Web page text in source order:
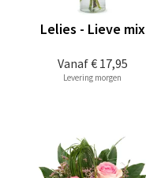
Vanaf€ 17,95
Lelies - Lieve mix
Levering morgen